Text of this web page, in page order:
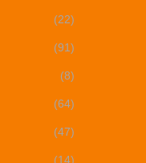
(22)
(91)
(8)
(64)
(47)
(14)